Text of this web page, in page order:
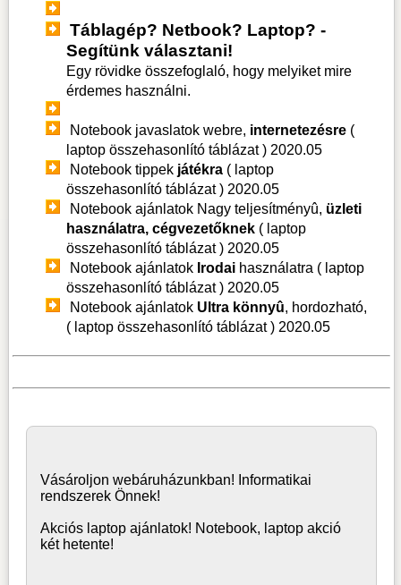
Táblagép? Netbook? Laptop? -
Segítünk választani!
Egy rövidke összefoglaló, hogy melyiket mire
érdemes használni.
Notebook javaslatok webre, internetezésre (
laptop összehasonlító táblázat ) 2020.05
Notebook tippek játékra ( laptop
összehasonlító táblázat ) 2020.05
Notebook ajánlatok Nagy teljesítményû, üzleti
használatra, cégvezetőknek ( laptop
összehasonlító táblázat ) 2020.05
Notebook ajánlatok Irodai használatra ( laptop
összehasonlító táblázat ) 2020.05
Notebook ajánlatok Ultra könnyû, hordozható,
( laptop összehasonlító táblázat ) 2020.05
Vásároljonwebáruházunkban! Informatikai
rendszerek Önnek!
Akciós laptop ajánlatok! Notebook, laptop akció
két hetente!